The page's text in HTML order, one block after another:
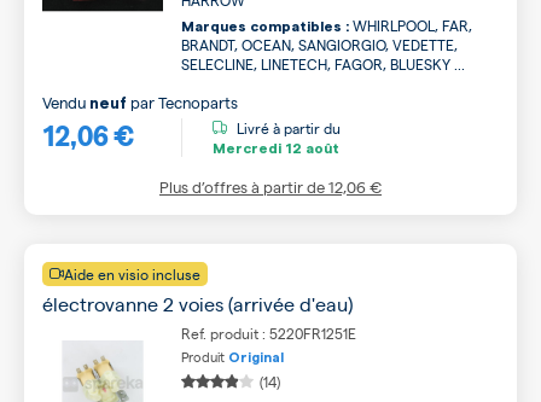
Marques compatibles : WHIRLPOOL, FAR,
BRANDT, OCEAN, SANGIORGIO, VEDETTE,
SELECLINE, LINETECH, FAGOR, BLUESKY ...
12,06 €
Vendu neuf parTecnoparts
Livré à partir du
Mercredi 12 août
Plus d’offres à partir de12,06 €
Aide en visio incluse
électrovanne 2 voies (arrivée d'eau)
Ref. produit : 5220FR1251E
Produit Original
(14)